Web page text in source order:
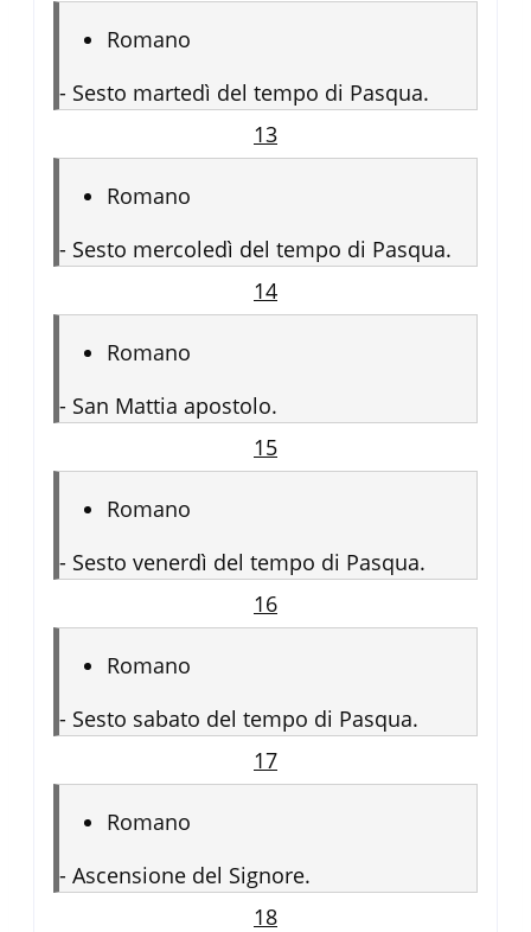
Romano
- Sesto martedì del tempo di Pasqua.
13
Romano
- Sesto mercoledì del tempo di Pasqua.
14
Romano
- San Mattia apostolo.
15
Romano
- Sesto venerdì del tempo di Pasqua.
16
Romano
- Sesto sabato del tempo di Pasqua.
17
Romano
- Ascensione del Signore.
18